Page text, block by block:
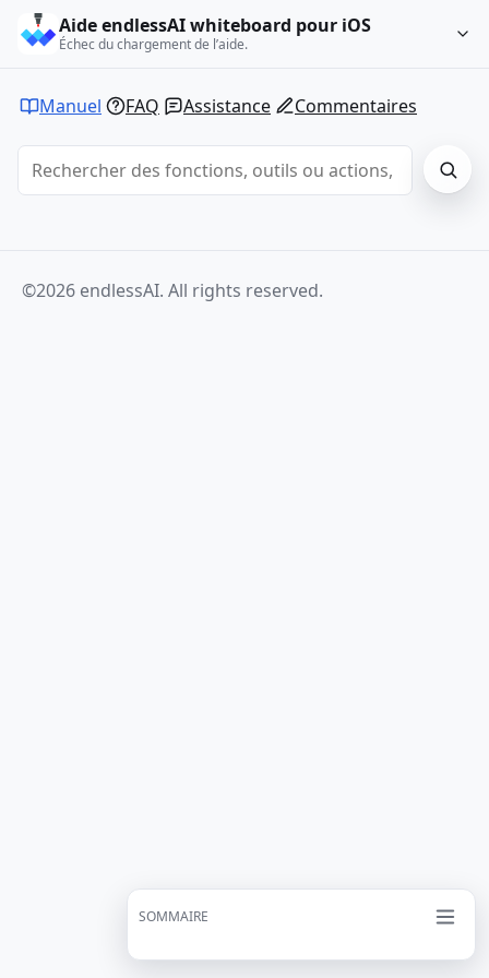
Aide endlessAI whiteboard pour iOS
Échec du chargement de l’aide.
Manuel FAQ Assistance Commentaires
SOMMAIRE
©2026 endlessAI. All rights reserved.